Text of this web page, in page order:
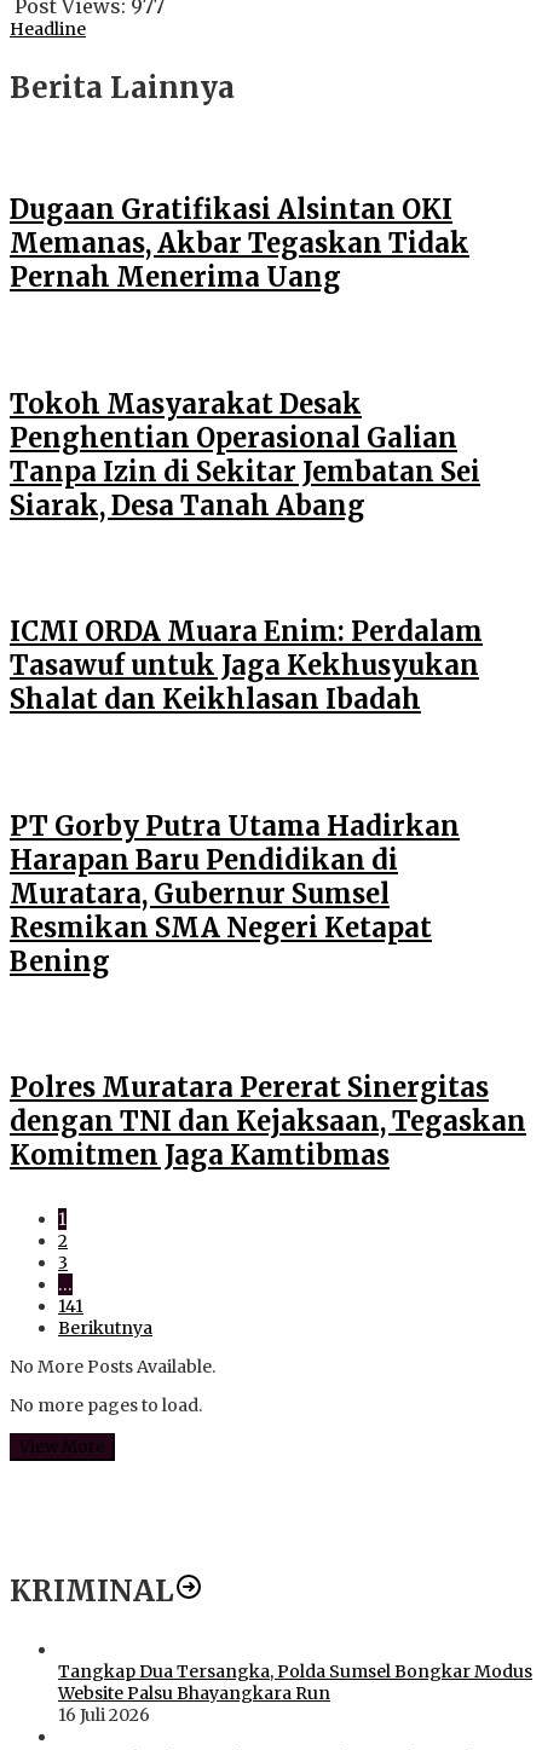
Post Views: 977
Headline
Berita Lainnya
Dugaan Gratifikasi Alsintan OKI
Memanas, Akbar Tegaskan Tidak
Pernah Menerima Uang
Tokoh Masyarakat Desak
Penghentian Operasional Galian
Tanpa Izin di Sekitar Jembatan Sei
Siarak, Desa Tanah Abang
ICMI ORDA Muara Enim: Perdalam
Tasawuf untuk Jaga Kekhusyukan
Shalat dan Keikhlasan Ibadah
PT Gorby Putra Utama Hadirkan
Harapan Baru Pendidikan di
Muratara, Gubernur Sumsel
Resmikan SMA Negeri Ketapat
Bening
Polres Muratara Pererat Sinergitas
dengan TNI dan Kejaksaan, Tegaskan
Komitmen Jaga Kamtibmas
1
2
3
…
141
Berikutnya
No More Posts Available.
No more pages to load.
View More
KRIMINAL
Tangkap Dua Tersangka, Polda Sumsel Bongkar Modus
Website Palsu Bhayangkara Run
16 Juli 2026